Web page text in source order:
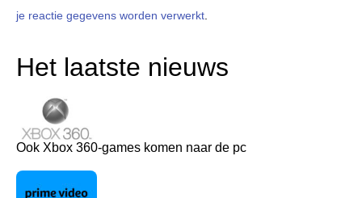
je reactie gegevens worden verwerkt
Het laatste nieuws
Ook Xbox 360-games komen naar de pc